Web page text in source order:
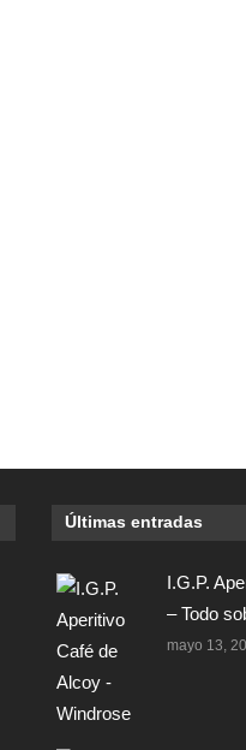
Últimas entradas
I.G.P.
– Todo
mayo 13,